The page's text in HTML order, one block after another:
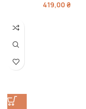
419,00 ₴